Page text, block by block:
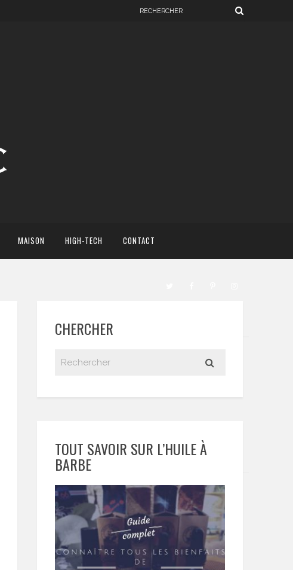
MAISON HIGH-TECH CONTACT
CHERCHER
TOUT SAVOIR SUR L’HUILE À
BARBE